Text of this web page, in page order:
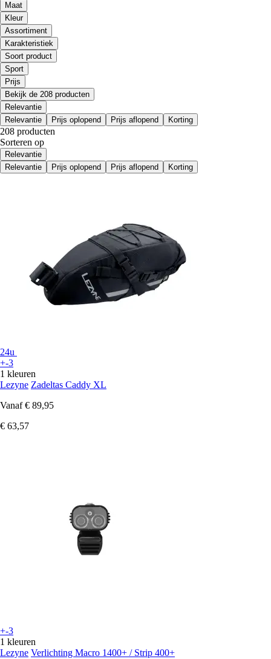
Maat
Kleur
Assortiment
Karakteristiek
Soort product
Sport
Prijs
Bekijk de 208 producten
Relevantie
Relevantie
Prijs oplopend Prijs aflopend Korting
208 producten
Sorteren op
Relevantie
Relevantie
Prijs oplopend Prijs aflopend Korting
24u
+-3
1 kleuren
Lezyne Zadeltas Caddy XL
Vanaf € 89,95
€ 63,57
+-3
1 kleuren
Lezyne Verlichting Macro 1400+ / Strip 400+